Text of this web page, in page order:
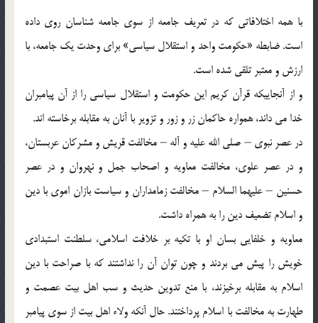
با همه اختلافاتى كه در تعريف جامعه از سوى جامعه ‏شناسان روى داده
است. ضابطه «حكومت واحد و استقلال سياسى‏» براى وحدت يك جامعه، با
ارزش و معتبر تلقى شده است.
و از آنجاييكه قرآن كريم اين حكومت و استقلال سياسى را از آن پيامبران
خدا می ‏داند، همواره حاكمان زر و زور و تزوير با آنان به مقابله برخاسته ‏اند.
در عصر نبوى – صلى الله عليه و آله – مخالفت قريش و مشركان عربستان،
و در عصر علوى، مخالفت معاويه و اصحاب جمل و نهروان و در عصر
حسنين – عليهما السلام – مخالفت زمامداران و سياست بازان اموى با دين
و اسلام تضعيف دين را به همراه داشت.
معاويه و خلفايى بسان او با تكيه بر خلافت اسلامى، سلطنت استبدادى
خويش را پيش می ‏بردند و چون توان آن را نداشتند كه با صراحت ‏با دين
اسلام به مقابله برخيزند، با منع تدوين حديث و سب اهل بيت عصمت و
طهارت به مخالفت ‏با اسلام پرداختند. حال آنكه ولاء اهل بيت از سوى پيامبر